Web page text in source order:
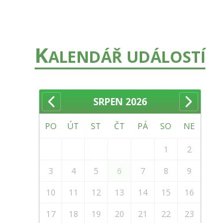
KALENDÁŘ UDÁLOSTÍ
SRPEN 2026
PO ÚT ST ČT PÁ SO NE
1
2
3
4 5 6 7 8
9
10
11 12 13 14 15
16
17
18 19 20 21 22
23